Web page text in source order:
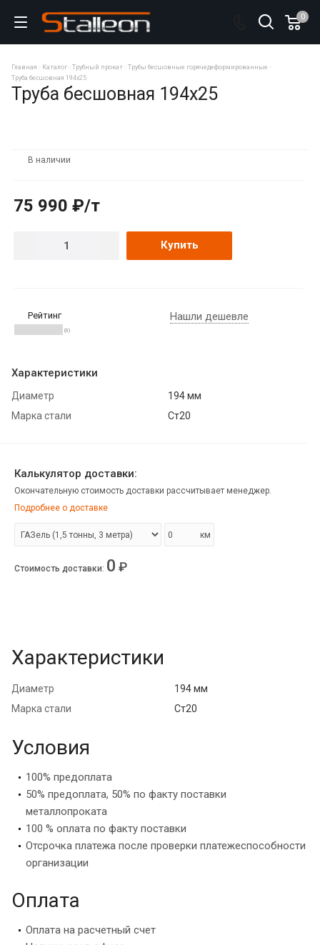
0
Главная Каталог Трубный прокат
Трубы бесшовные горячедеформированные
Труба бесшовная 194х25
Труба бесшовная 194х25
В наличии
75 990 ₽/т
Купить
Рейтинг
(0)
Нашли дешевле
Характеристики
Диаметр
194 мм
Марка стали
Ст20
Калькулятор доставки:
Окончательную стоимость доставки рассчитывает менеджер.
Подробнее о доставке
км
Стоимость доставки: 0 ₽
Характеристики
Диаметр
194 мм
Марка стали
Ст20
Условия
100% предоплата
50% предоплата, 50% по факту поставки
металлопроката
100 % оплата по факту поставки
Отсрочка платежа после проверки платежеспособности
организации
Оплата
Оплата на расчетный счет